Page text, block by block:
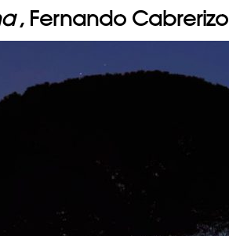
, Fernando Cabrerizo